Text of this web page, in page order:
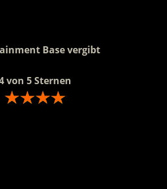
Base vergibt
von 5 Sternen